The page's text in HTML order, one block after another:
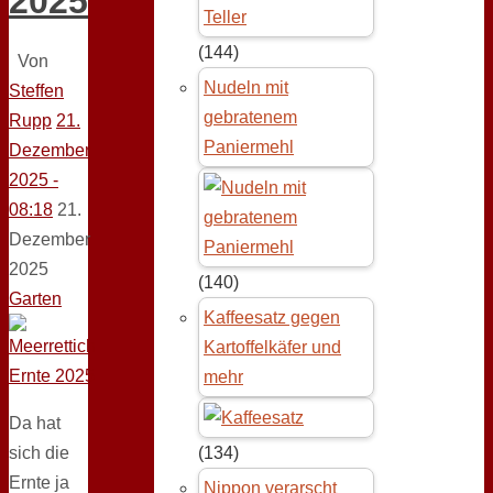
Von
Steffen
Rupp 21.
Dezember
2025 -
08:18 21.
Dezember
2025
Garten
Da hat
sich die
Ernte ja
(144)
Nudeln mit
gebratenem
Paniermehl
(140)
Kaffeesatz gegen
Kartoffelkäfer und
mehr
(134)
Nippon verarscht